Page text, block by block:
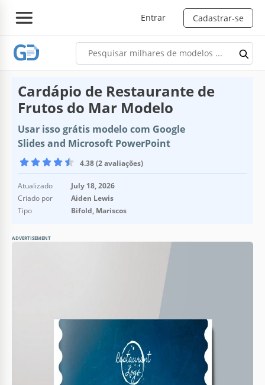
Entrar Cadastrar-se
Cardápio de Restaurante de
Frutos do Mar Modelo
Usar isso grátis modelo com Google
Slides and Microsoft PowerPoint
4.38 (2 avaliações)
Atualizado
July 18, 2026
Criado por
Aiden Lewis
Tipo
Bifold, Mariscos
ADVERTISEMENT